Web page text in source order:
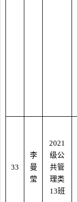
33
李
曼
莹
2021
级公
共管
理类
13班